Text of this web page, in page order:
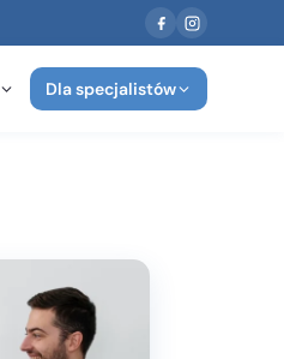
Dla specjalistów